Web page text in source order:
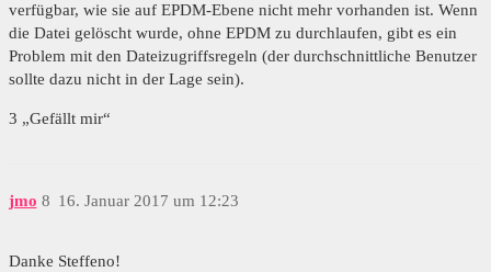
verfügbar, wie sie auf EPDM-Ebene nicht mehr vorhanden ist. Wenn
die Datei gelöscht wurde, ohne EPDM zu durchlaufen, gibt es ein
Problem mit den Dateizugriffsregeln (der durchschnittliche Benutzer
sollte dazu nicht in der Lage sein).
3 „Gefällt mir“
jmo 16. Januar 2017 um 12:23
8
Danke Steffeno!